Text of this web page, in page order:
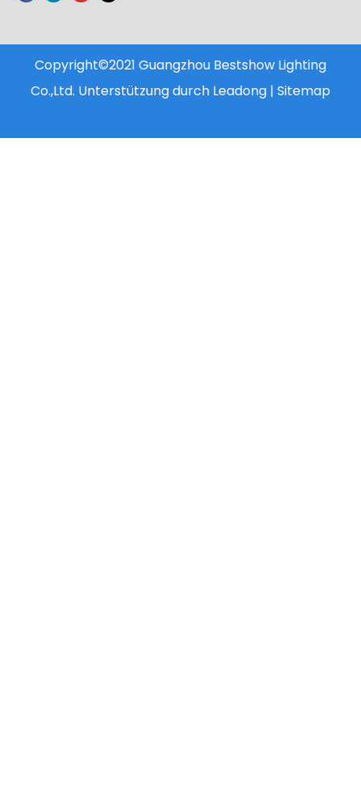
Copyright©2021 Guangzhou Bestshow Lighting
Co.,Ltd. Unterstützung durch Leadong | Sitemap